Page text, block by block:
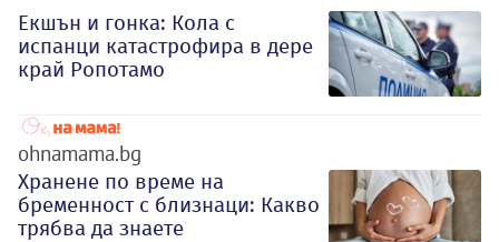
Екшън и гонка: Кола с
испанци катастрофира в дере
край Ропотамо
ohnamama.bg
Хранене по време на
бременност с близнаци: Какво
трябва да знаете